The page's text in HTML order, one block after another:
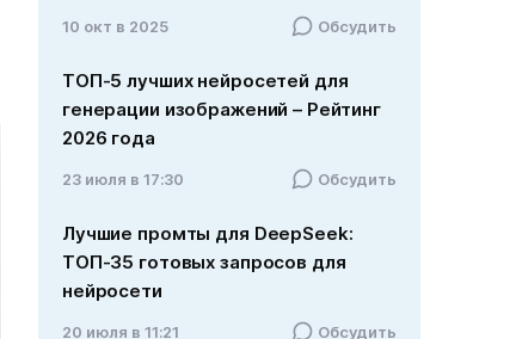
10 окт в 2025 Обсудить
ТОП-5 лучших нейросетей для
генерации изображений – Рейтинг
2026 года
23 июля в 17:30 Обсудить
Лучшие промты для DeepSeek:
ТОП-35 готовых запросов для
нейросети
20 июля в 11:21 Обсудить